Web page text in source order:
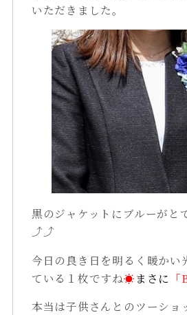
いただきました。
黒のジャケットにブルーがと
⤴⤴
今日の良き日を明るく暖かい
ている１枚ですね☀まさに
本当は子供さんとのツーショ